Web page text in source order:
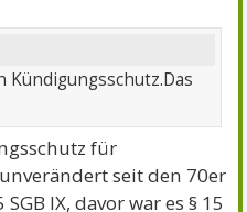
für
seit den 70er
IX, davor war es § 15